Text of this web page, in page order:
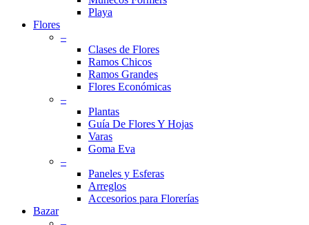
Playa
Flores
–
Clases de Flores
Ramos Chicos
Ramos Grandes
Flores Económicas
–
Plantas
Guía De Flores Y Hojas
Varas
Goma Eva
–
Paneles y Esferas
Arreglos
Accesorios para Florerías
Bazar